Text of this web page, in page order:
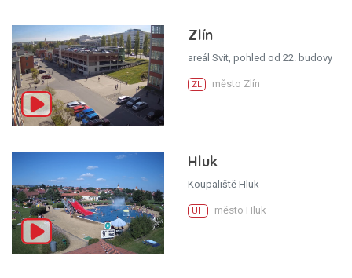
Zlín
areál Svit, pohled od 22. budovy
ZL město Zlín
Hluk
Koupaliště Hluk
UH město Hluk